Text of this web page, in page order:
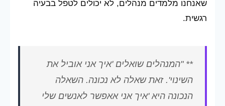
שאנחנו מלמדים מנהלים, לא יכולים לטפל בבעיה
רגשית.
** "המנהלים שואלים 'איך אני אוביל את
השינוי'. זאת שאלה לא נכונה. השאלה
הנכונה היא 'איך אני אאפשר לאנשים שלי